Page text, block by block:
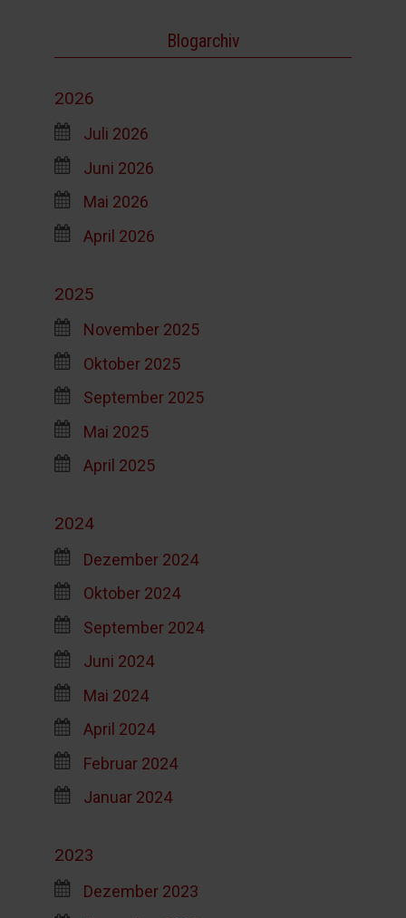
Blogarchiv
2026
Juli 2026
Juni 2026
Mai 2026
April 2026
2025
November 2025
Oktober 2025
September 2025
Mai 2025
April 2025
2024
Dezember 2024
Oktober 2024
September 2024
Juni 2024
Mai 2024
April 2024
Februar 2024
Januar 2024
2023
Dezember 2023